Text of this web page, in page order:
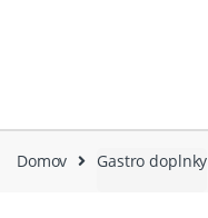
Domov Gastro doplnky